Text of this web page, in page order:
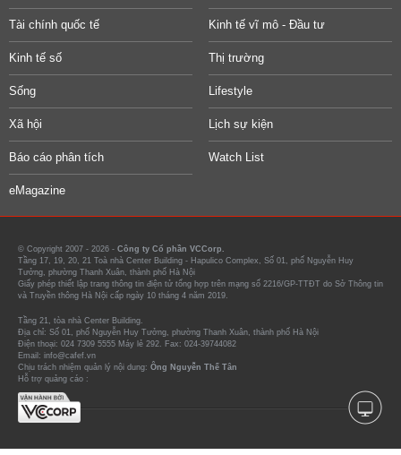
Tài chính quốc tế Kinh tế vĩ mô - Đầu tư
Kinh tế số Thị trường
Sống Lifestyle
Xã hội Lịch sự kiện
Báo cáo phân tích Watch List
eMagazine
© Copyright 2007 - 2026 - Công ty Cổ phần VCCorp.
Tầng 17, 19, 20, 21 Toà nhà Center Building - Hapulico Complex, Số 01, phố Nguyễn Huy
Tưởng, phường Thanh Xuân, thành phố Hà Nội
Giấy phép thiết lập trang thông tin điện tử tổng hợp trên mạng số 2216/GP-TTĐT do Sở Thông tin
và Truyền thông Hà Nội cấp ngày 10 tháng 4 năm 2019.
Tầng 21, tòa nhà Center Building.
Địa chỉ: Số 01, phố Nguyễn Huy Tưởng, phường Thanh Xuân, thành phố Hà Nội
Điện thoại: 024 7309 5555 Máy lẻ 292. Fax: 024-39744082
Email: info@cafef.vn
Chịu trách nhiệm quản lý nội dung: Ông Nguyễn Thế Tân
Hỗ trợ quảng cáo :